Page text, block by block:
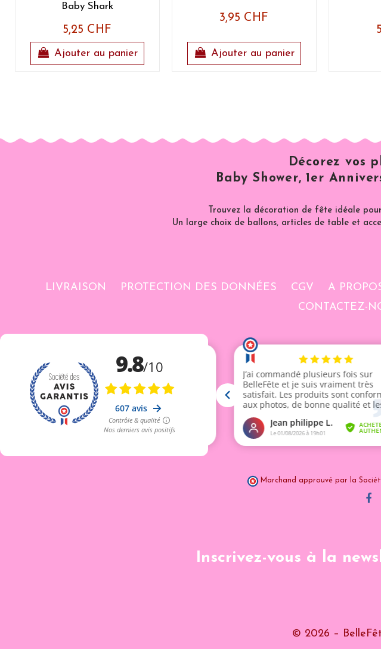
Baby Shark
5,25 CHF
Ajouter au panier
3,95 CHF
Ajouter au panier
Décorez vos
Baby Shower, 1er
Trouvez la décoration de fête idéale
Un large choix de ballons, articles de table et
LIVRAISON PROTECTION DES DONNÉES CGV A
CONTACTEZ-
Marchand approuvé par la
Inscrivez-vous à la
© 2026 –